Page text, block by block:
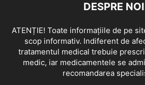
DESPRE NOI
ATENȚIE! Toate informațiile de pe
scop informativ. Indiferent de
tratamentul medical trebuie
medic, iar medicamentele se
recomandarea